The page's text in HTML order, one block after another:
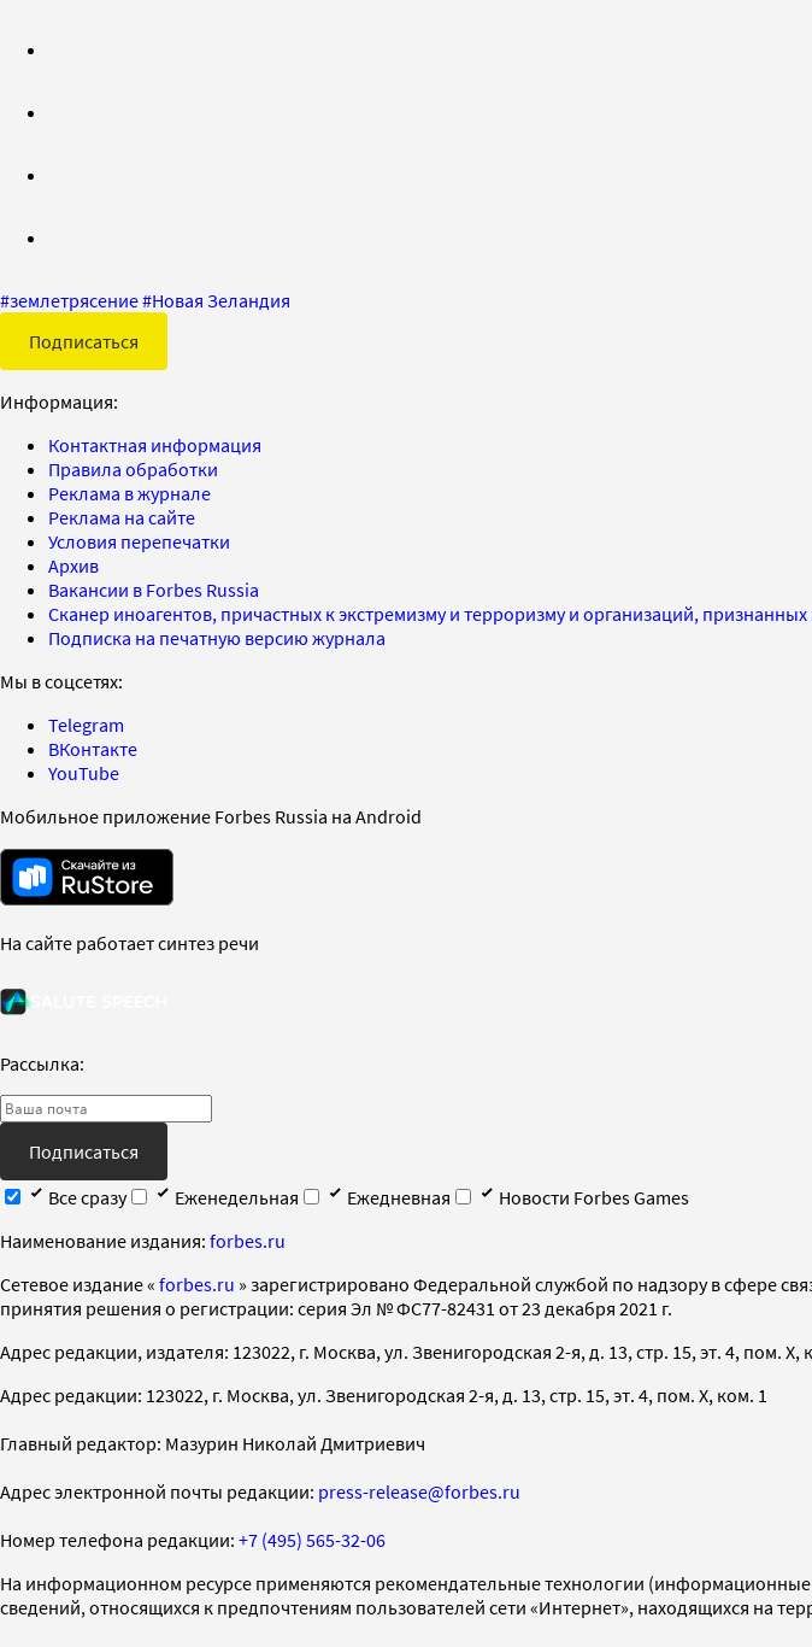
#землетрясение#Новая Зеландия
Подписаться
Информация:
Контактная информация
Правила обработки
Реклама в журнале
Реклама на сайте
Условия перепечатки
Архив
Вакансии в Forbes Russia
Сканер иноагентов, причастных к экстремизму и терроризму и организаций,
Подписка на печатную версию журнала
Мы в соцсетях:
Telegram
ВКонтакте
YouTube
Мобильное приложение Forbes Russia на Android
На сайте работает синтез речи
Рассылка:
Подписаться
Все сразу
Еженедельная Ежедневная
Новости Forbes Games
Наименование издания: forbes.ru
Cетевое издание « forbes.ru » зарегистрировано Федеральной службой по надзору в сфере
принятия решения о регистрации: серия Эл № ФС77-82431 от 23 декабря 2021 г.
Адрес редакции, издателя: 123022, г. Москва, ул. Звенигородская 2-я, д. 13, стр. 15, эт. 4, пом. X,
Адрес редакции: 123022, г. Москва, ул. Звенигородская 2-я, д. 13, стр. 15, эт. 4, пом. X, ком. 1
Главный редактор: Мазурин Николай Дмитриевич
Адрес электронной почты редакции: press-release@forbes.ru
Номер телефона редакции: +7 (495) 565-32-06
На информационном ресурсе применяются рекомендательные технологии
сведений, относящихся к предпочтениям пользователей сети «Интернет», находящихся на